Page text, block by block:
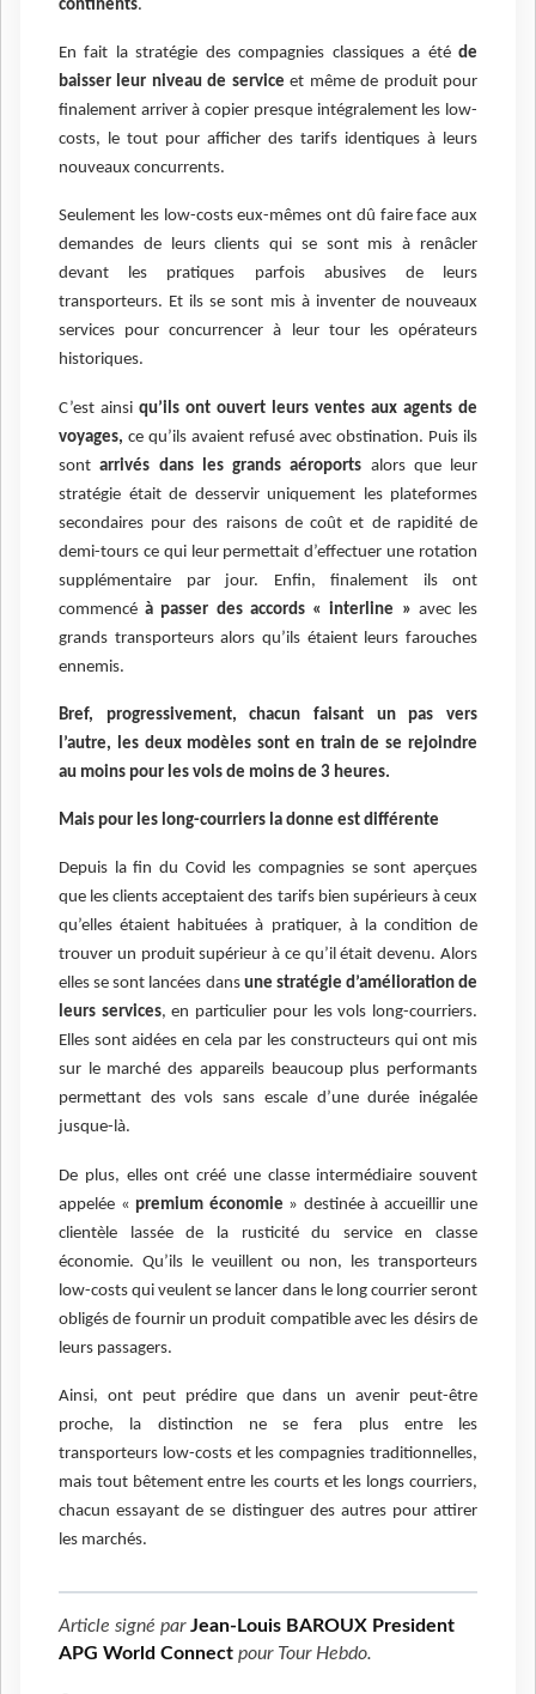
continents.
En fait la stratégie des compagnies classiques a été de
baisser leur niveau de service et même de produit pour
finalement arriver à copier presque intégralement les low-
costs, le tout pour afficher des tarifs identiques à leurs
nouveaux concurrents.
Seulement les low-costs eux-mêmes ont dû faire face aux
demandes de leurs clients qui se sont mis à renâcler
devant les pratiques parfois abusives de leurs
transporteurs. Et ils se sont mis à inventer de nouveaux
services pour concurrencer à leur tour les opérateurs
historiques.
C’est ainsi qu’ils ont ouvert leurs ventes aux agents de
voyages, ce qu’ils avaient refusé avec obstination. Puis ils
sontarrivés dans les grands aéroports alors que leur
stratégie était de desservir uniquement les plateformes
secondaires pour des raisons de coût et de rapidité de
demi-tours ce qui leur permettait d’effectuer une rotation
supplémentaire par jour. Enfin, finalement ils ont
commencéà passer des accords « interline » avec les
grands transporteurs alors qu’ils étaient leurs farouches
ennemis.
Bref, progressivement, chacun faisant un pas vers
l’autre, les deux modèles sont en train de se rejoindre
au moins pour les vols de moins de 3 heures.
Mais pour les long-courriers la donne est différente
Depuis la fin du Covid les compagnies se sont aperçues
que les clients acceptaient des tarifs bien supérieurs à ceux
qu’elles étaient habituées à pratiquer, à la condition de
trouver un produit supérieur à ce qu’il était devenu. Alors
elles se sont lancées dans une stratégie d’amélioration de
leurs services, en particulier pour les vols long-courriers.
Elles sont aidées en cela par les constructeurs qui ont mis
sur le marché des appareils beaucoup plus performants
permettant des vols sans escale d’une durée inégalée
jusque-là.
De plus, elles ont créé une classe intermédiaire souvent
appelée « premium économie » destinée à accueillir une
clientèle lassée de la rusticité du service en classe
économie. Qu’ils le veuillent ou non, les transporteurs
low-costs qui veulent se lancer dans le long courrier seront
obligés de fournir un produit compatible avec les désirs de
leurs passagers.
Ainsi, ont peut prédire que dans un avenir peut-être
proche, la distinction ne se fera plus entre les
transporteurs low-costs et les compagnies traditionnelles,
mais tout bêtement entre les courts et les longs courriers,
chacun essayant de se distinguer des autres pour attirer
les marchés.
Article signé parJean-Louis BAROUX President
APG World Connect pour Tour Hebdo.